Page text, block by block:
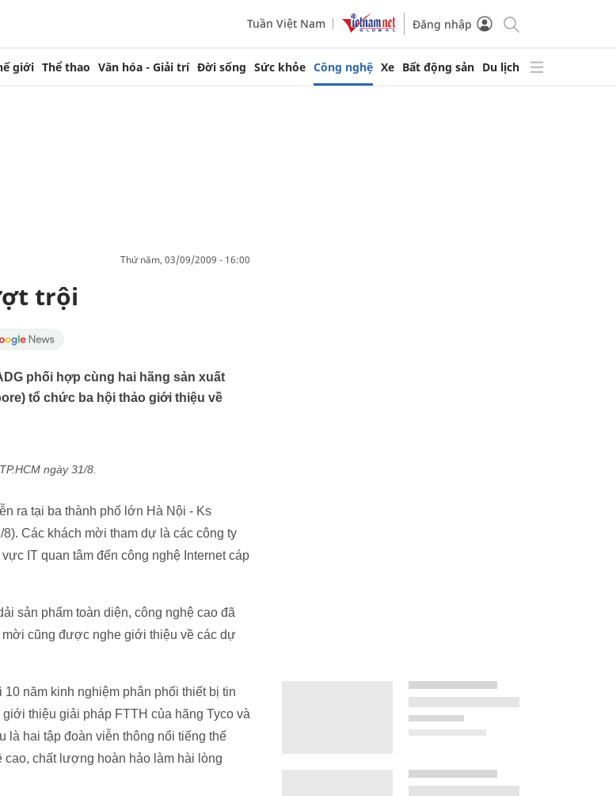
Tuần Việt Nam Đăng nhập
giới Thể thao Văn hóa - Giải trí Đời sống Sức khỏe Công nghệ Xe Bất động sản Du lịch
thứ năm, 03/09/2009 - 16:00
trội
phối hợp cùng hai hãng sản xuất
tổ chức ba hội thảo giới thiệu về
ngày 31/8.
ra tại ba thành phố lớn Hà Nội - Ks
Các khách mời tham dự là các công ty
IT quan tâm đến công nghệ Internet cáp
sản phẩm toàn diện, công nghệ cao đã
cũng được nghe giới thiệu về các dự
năm kinh nghiệm phân phối thiết bị tin
thiệu giải pháp FTTH của hãng Tyco và
là hai tập đoàn viễn thông nổi tiếng thế
chất lượng hoàn hảo làm hài lòng